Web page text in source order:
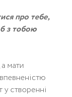
про тебе,
з тобою
мати
створенні